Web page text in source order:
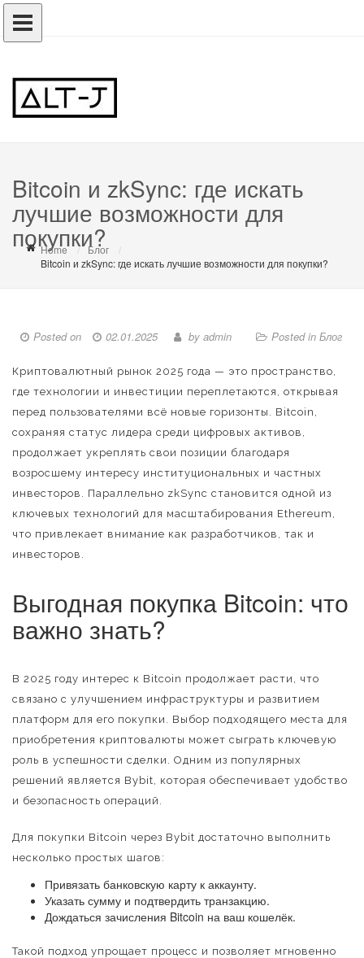
Bitcoin и zkSync: где искать
лучшие возможности для
покупки?
Home
Блог
Bitcoin и zkSync: где искать лучшие возможности для покупки?
Posted on 02.01.2025 by admin Posted in Блог
Криптовалютный рынок 2025 года — это пространство,
где технологии и инвестиции переплетаются, открывая
перед пользователями всё новые горизонты. Bitcoin,
сохраняя статус лидера среди цифровых активов,
продолжает укреплять свои позиции благодаря
возросшему интересу институциональных и частных
инвесторов. Параллельно zkSync становится одной из
ключевых технологий для масштабирования Ethereum,
что привлекает внимание как разработчиков, так и
инвесторов.
Выгодная покупка Bitcoin: что
важно знать?
В 2025 году интерес к Bitcoin продолжает расти, что
связано с улучшением инфраструктуры и развитием
платформ для его покупки. Выбор подходящего места для
приобретения криптовалюты может сыграть ключевую
роль в успешности сделки. Одним из популярных
решений является Bybit, которая обеспечивает удобство
и безопасность операций.
Для покупки Bitcoin через Bybit достаточно выполнить
несколько простых шагов:
Привязать банковскую карту к аккаунту.
Указать сумму и подтвердить транзакцию.
Дождаться зачисления Bitcoin на ваш кошелёк.
Такой подход упрощает процесс и позволяет мгновенно